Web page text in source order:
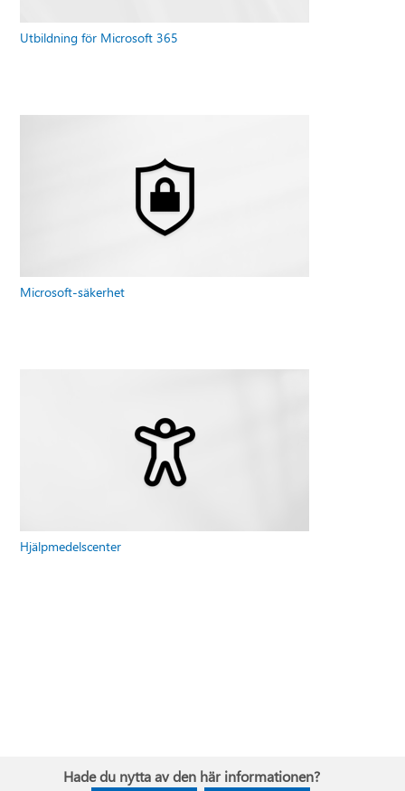
Utbildning för Microsoft 365
Microsoft-säkerhet
Hjälpmedelscenter
Hade du nytta av den här informationen?